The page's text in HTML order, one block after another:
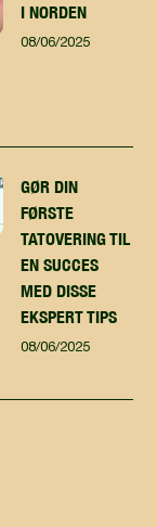
I NORDEN
08/06/2025
GØR DIN
FØRSTE
TATOVERING TIL
EN SUCCES
MED DISSE
EKSPERT TIPS
08/06/2025